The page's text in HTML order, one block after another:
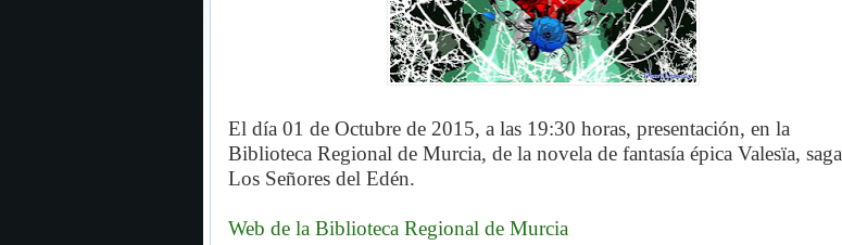
El día 01 de Octubre de 2015, a las 19:30 horas, presentación, en la
Biblioteca Regional de Murcia, de la novela de fantasía épica Valesïa, saga
Los Señores del Edén.
Web de la Biblioteca Regional de Murcia